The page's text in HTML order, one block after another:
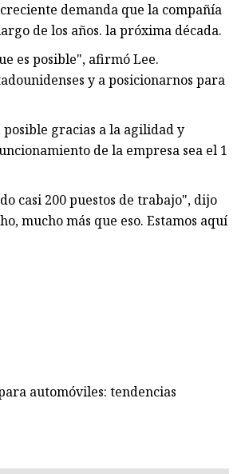
demanda que la compañía
de los años. la próxima década.
es posible", afirmó Lee.
y a posicionarnos para
gracias a la agilidad y
de la empresa sea el 1
casi 200 puestos de trabajo", dijo
mucho más que eso. Estamos aquí
automóviles: tendencias